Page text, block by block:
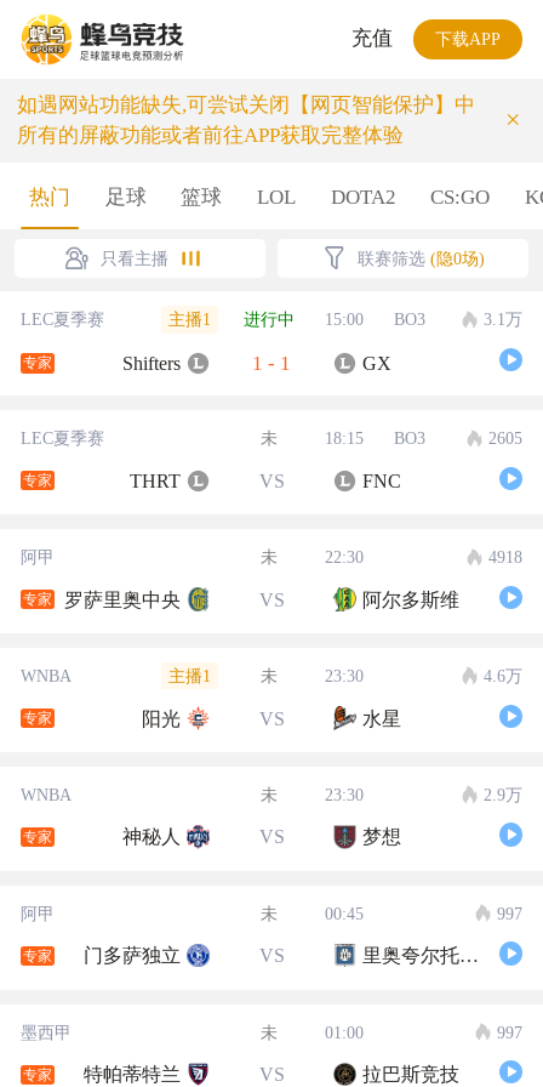
充值 下载APP
如遇网站功能缺失,可尝试关闭【网页智能保护】中
所有的屏蔽功能或者前往APP获取完整体验
×
热门 足球 篮球 LOL DOTA2 CS:GO
只看主播 联赛筛选 (隐0场)
LEC夏季赛 主播1 进行中 15:00 BO3 3.1万
专家 Shifters 1 - 1 GX
LEC夏季赛 未 18:15 BO3 2605
专家 THRT VS FNC
阿甲 未 22:30 4918
专家 罗萨里奥中央 VS 阿尔多斯维
WNBA 主播1 未 23:30 4.6万
专家 阳光 VS 水星
WNBA 未 23:30 2.9万
专家 神秘人 VS 梦想
阿甲 未 00:45 997
专家 门多萨独立 VS 里奥夸尔托学生队
墨西甲 未 01:00 997
专家 特帕蒂特兰 VS 拉巴斯竞技